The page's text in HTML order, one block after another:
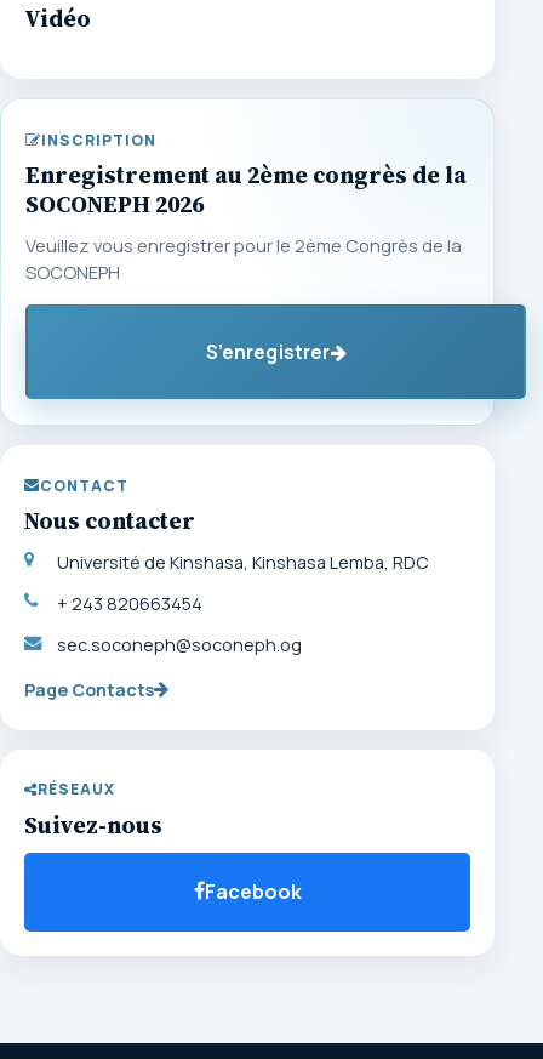
Vidéo
INSCRIPTION
Enregistrement au 2ème congrès de la
SOCONEPH 2026
Veuillez vous enregistrer pour le 2ème Congrès de la
SOCONEPH
S’enregistrer
CONTACT
Nous contacter
Université de Kinshasa, Kinshasa Lemba, RDC
+ 243 820663454
sec.soconeph@soconeph.og
Page Contacts
RÉSEAUX
Suivez-nous
Facebook